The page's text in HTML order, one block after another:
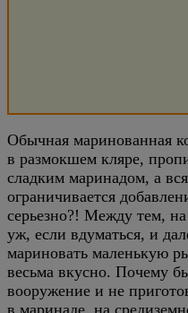
Обычная маринованная
в размокшем кляре,
сладким маринадом, а
ограничивается
серьезно?! Между тем,
уж, если вдуматься, и
мариновать маленькую
весьма вкусно. Почему
вооружение и не
в маринаде, на